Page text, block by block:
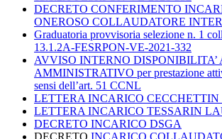
DECRETO CONFERIMENTO
ONEROSO COLLAUDATORE
Graduatoria provvisoria selezione n. 1
13.1.2A-FESRPON-VE-2021-332
AVVISO INTERNO DISPONIBILITA’
AMMINISTRATIVO per prestazione
sensi dell’art. 51 CCNL
LETTERA INCARICO CECCHETTIN
LETTERA INCARICO TESSARIN
DECRETO INCARICO DSGA
DECRETO INCARICO